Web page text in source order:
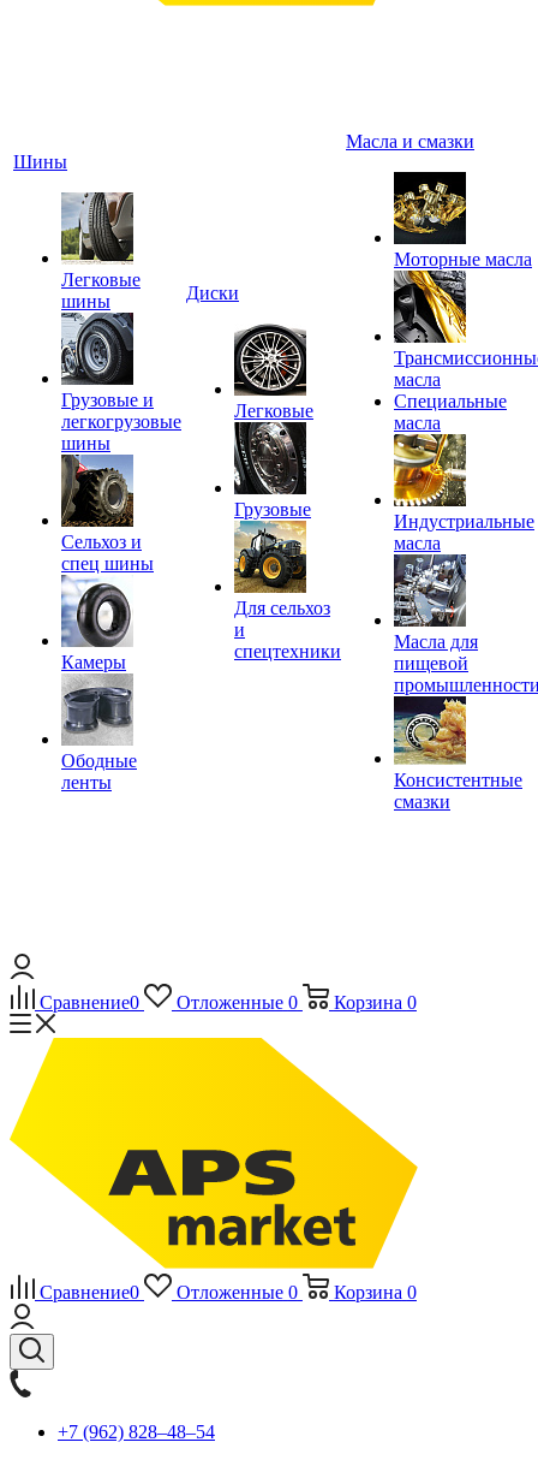
Шины
Легковые
шины
Грузовые и
легкогрузовые
шины
Сельхоз и
спец шины
Камеры
Ободные
ленты
Диски
Легковые
Грузовые
Для сельхоз
и
спецтехники
Масла и смазки
Моторные масла
масла
Специальные
масла
Индустриальные
масла
Масла для
пищевой
Консистентные
смазки
Сравнение0 Отложенные 0 Корзина 0
Сравнение0 Отложенные 0 Корзина 0
+7 (962) 828‒48‒54